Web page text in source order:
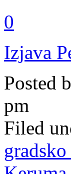
0
Izjava
Posted
pm
Filed